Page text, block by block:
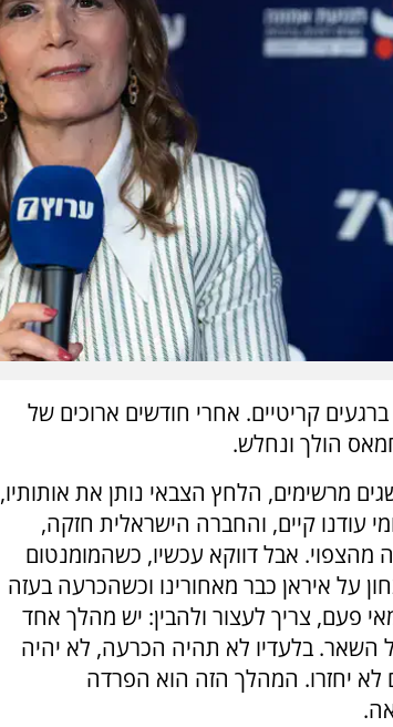
קריטיים. אחרי חודשים ארוכים של
הולך ונחלש.
מרשימים, הלחץ הצבאי נותן את אותותיו,
עודנו קיים, והחברה הישראלית חזקה,
מהצפוי. אבל דווקא עכשיו, כשהמומנטום
על איראן כבר מאחורינו וכשהכרעה בעזה
פעם, צריך לעצור ולהבין: יש מהלך אחד
השאר. בלעדיו לא תהיה הכרעה, לא יהיה
לא יחזרו. המהלך הזה הוא הפרדה